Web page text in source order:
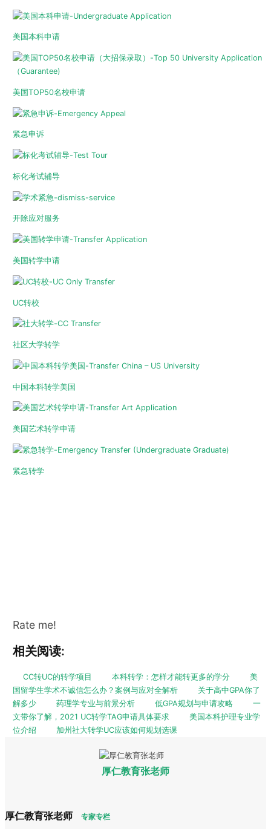
美国本科申请
美国TOP50名校申请
紧急申诉
标化考试辅导
开除应对服务
美国转学申请
UC转校
社区大学转学
中国本科转学美国
美国艺术转学申请
紧急转学
Rate me!
相关阅读:
CC转UC的转学项目 本科转学：怎样才能转更多的学分
美
国留学生学术不诚信怎么办？案例与应对全解析
关于高中GPA你了
解多少
药理学专业与前景分析 低GPA规划与申请攻略
一
文带你了解，2021 UC转学TAG申请具体要求
美国本科护理专业学
位介绍
加州社大转学UC应该如何规划选课
厚仁教育张老师
厚仁教育张老师 专家专栏